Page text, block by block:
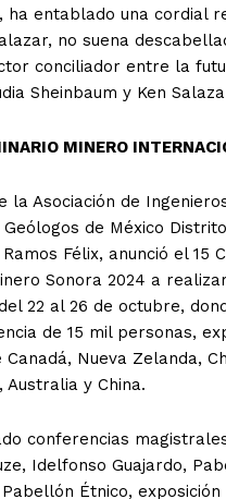
ha entablado una cordial
no suena
conciliador entre la
Sheinbaum y Ken
MINERO
la Asociación de
de México
Félix, anunció el 15
Sonora 2024 a
22 al 26 de octubre,
de 15 mil personas,
Nueva Zelanda,
Australia y China.
conferencias
Idelfonso Guajardo,
Étnico, exposición